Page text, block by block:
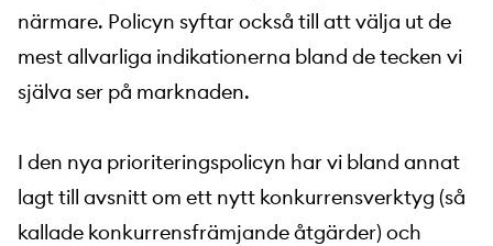
närmare. Policyn syftar också till att välja ut de
mest allvarliga indikationerna bland de tecken vi
själva ser på marknaden.
I den nya prioriteringspolicyn har vi bland annat
lagt till avsnitt om ett nytt konkurrensverktyg (så
kallade konkurrensfrämjande åtgärder) och